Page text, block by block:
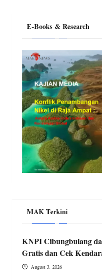
E-Books & Research
MAK Terkini
KNPI Cibungbulang
Gratis dan Cek
August 3, 2026